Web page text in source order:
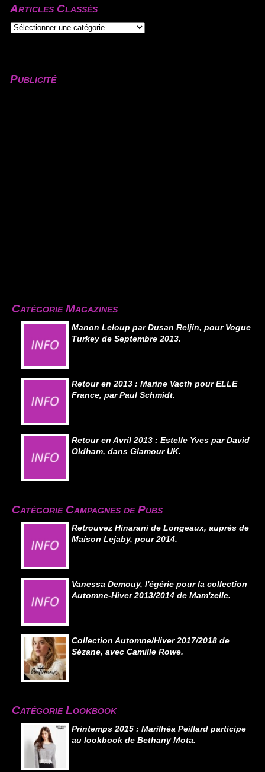
Articles Classés
Publicité
Catégorie Magazines
Manon Leloup par Dusan Reljin, pour Vogue
Turkey de Septembre 2013.
Retour en 2013 : Marine Vacth pour ELLE
France, par Paul Schmidt.
Retour en Avril 2013 : Estelle Yves par David
Oldham, dans Glamour UK.
Catégorie Campagnes de Pubs
Retrouvez Hinarani de Longeaux, auprès de
Maison Lejaby, pour 2014.
Vanessa Demouy, l'égérie pour la collection
Automne-Hiver 2013/2014 de Mam'zelle.
Collection Automne/Hiver 2017/2018 de
Sézane, avec Camille Rowe.
Catégorie Lookbook
Printemps 2015 : Marilhéa Peillard participe
au lookbook de Bethany Mota.